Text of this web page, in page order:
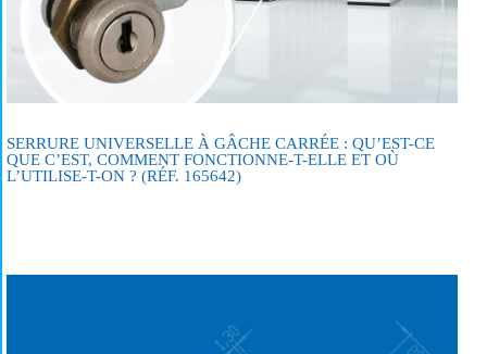
SERRURE UNIVERSELLE À GÂCHE CARRÉE : QU’EST-CE
QUE C’EST, COMMENT FONCTIONNE-T-ELLE ET OÙ
L’UTILISE-T-ON ? (RÉF. 165642)